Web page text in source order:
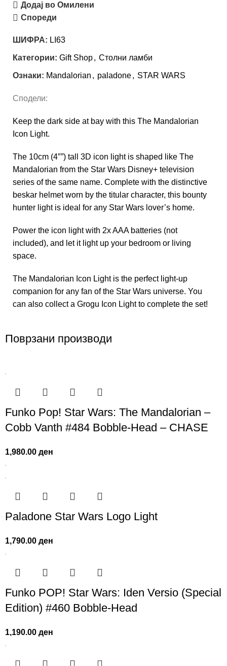
Додај во Омилени
Спореди
ШИФРА: LI63
Категории: Gift Shop, Столни ламби
Ознаки: Mandalorian , paladone, STAR WARS
Сподели:
Keep the dark side at bay with this The Mandalorian
Icon Light.
The 10cm (4″”) tall 3D icon light is shaped like The
Mandalorian from the Star Wars Disney+ television
series of the same name. Complete with the distinctive
beskar helmet worn by the titular character, this bounty
hunter light is ideal for any Star Wars lover’s home.
Power the icon light with 2x AAA batteries (not
included), and let it light up your bedroom or living
space.
The Mandalorian Icon Light is the perfect light-up
companion for any fan of the Star Wars universe. You
can also collect a Grogu Icon Light to complete the set!
Поврзани производи
Funko Pop! Star Wars: The Mandalorian –
Cobb Vanth #484 Bobble-Head – CHASE
1,980.00ден
Paladone Star Wars Logo Light
1,790.00ден
Funko POP! Star Wars: Iden Versio (Special
Edition) #460 Bobble-Head
1,190.00ден